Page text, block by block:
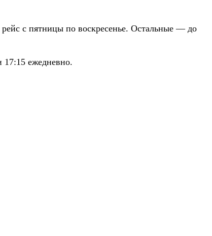
с пятницы по воскресенье. Остальные — до
ежедневно.